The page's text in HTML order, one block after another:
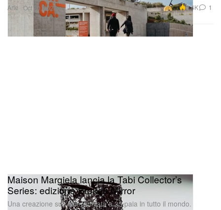
Arte Oct 30, 2025 2.4K 1
Maison Margiela lancia la Tabi Collector’s
Series: edizione Broken Mirror
Una creazione surreale, limitata a 25 paia in tutto il mondo.